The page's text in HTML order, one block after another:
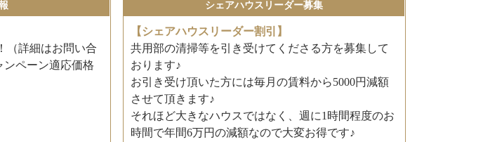
（詳細はお問い合
ンペーン適応価格
シェアハウスリーダー募集
【シェアハウスリーダー割引】
共用部の清掃等を引き受けてくださる方を募集して
おります♪
お引き受け頂いた方には毎月の賃料から5000円減額
させて頂きます♪
それほど大きなハウスではなく、週に1時間程度のお
時間で年間6万円の減額なので大変お得です♪